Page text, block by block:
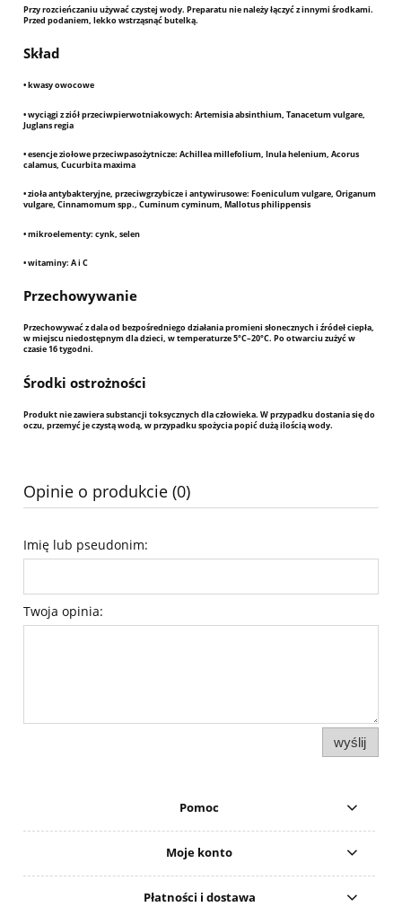
Przy rozcieńczaniu używać czystej wody. Preparatu nie należy łączyć z innymi środkami.
Przed podaniem, lekko wstrząsnąć butelką.
Skład
• kwasy owocowe
• wyciągi z ziół przeciwpierwotniakowych: Artemisia absinthium, Tanacetum vulgare,
Juglans regia
• esencje ziołowe przeciwpasożytnicze: Achillea millefolium, Inula helenium, Acorus
calamus, Cucurbita maxima
• zioła antybakteryjne, przeciwgrzybicze i antywirusowe: Foeniculum vulgare, Origanum
vulgare, Cinnamomum spp., Cuminum cyminum, Mallotus philippensis
• mikroelementy: cynk, selen
• witaminy: A i C
Przechowywanie
Przechowywać z dala od bezpośredniego działania promieni słonecznych i źródeł ciepła,
w miejscu niedostępnym dla dzieci, w temperaturze 5°C–20°C. Po otwarciu zużyć w
czasie 16 tygodni.
Środki ostrożności
Produkt nie zawiera substancji toksycznych dla człowieka. W przypadku dostania się do
oczu, przemyć je czystą wodą, w przypadku spożycia popić dużą ilością wody.
Opinie o produkcie (0)
Imię lub pseudonim:
Twoja opinia:
wyślij
Pomoc
Moje konto
Płatności i dostawa